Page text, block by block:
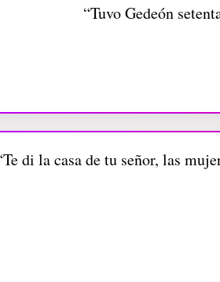
“Tuvo Gedeón
di la casa de tu señor, las